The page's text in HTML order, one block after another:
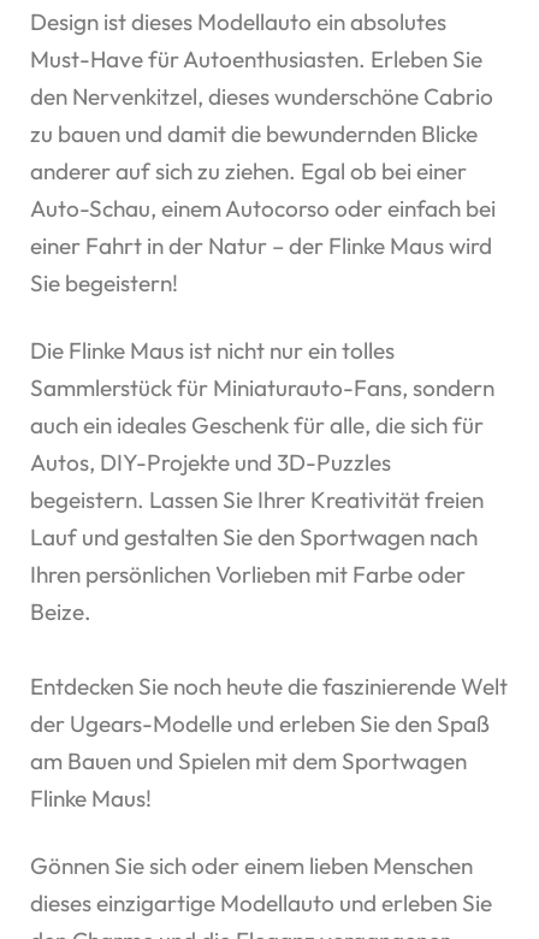
Design ist dieses Modellauto ein absolutes
Must-Have für Autoenthusiasten. Erleben Sie
den Nervenkitzel, dieses wunderschöne Cabrio
zu bauen und damit die bewundernden Blicke
anderer auf sich zu ziehen. Egal ob bei einer
Auto-Schau, einem Autocorso oder einfach bei
einer Fahrt in der Natur – der Flinke Maus wird
Sie begeistern!
Die Flinke Maus ist nicht nur ein tolles
Sammlerstück für Miniaturauto-Fans, sondern
auch ein ideales Geschenk für alle, die sich für
Autos, DIY-Projekte und 3D-Puzzles
begeistern. Lassen Sie Ihrer Kreativität freien
Lauf und gestalten Sie den Sportwagen nach
Ihren persönlichen Vorlieben mit Farbe oder
Beize.
Entdecken Sie noch heute die faszinierende Welt
der Ugears-Modelle und erleben Sie den Spaß
am Bauen und Spielen mit dem Sportwagen
Flinke Maus!
Gönnen Sie sich oder einem lieben Menschen
dieses einzigartige Modellauto und erleben Sie